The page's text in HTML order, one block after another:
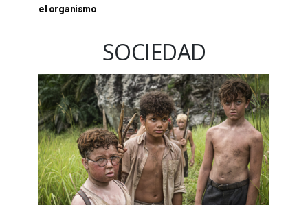
el organismo
SOCIEDAD